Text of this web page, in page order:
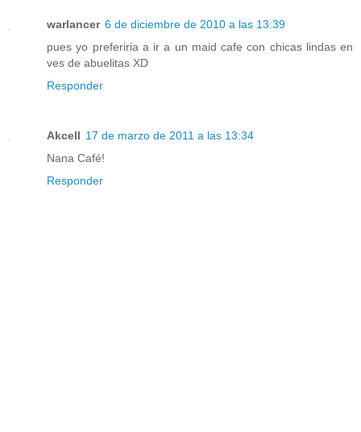
warlancer 6 de diciembre de 2010 a las 13:39
pues yo preferiria a ir a un maid cafe con chicas lindas en
ves de abuelitas XD
Responder
Akcell 17 de marzo de 2011 a las 13:34
Nana Café!
Responder